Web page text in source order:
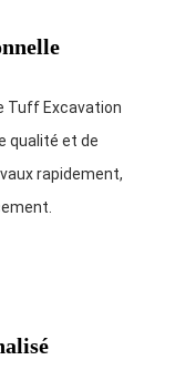
Tuff Excavation
qualité et de
rapidement,